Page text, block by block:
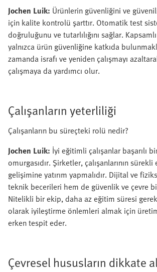
Jochen Luik: Ürünlerin güvenliğini ve
için kalite kontrolü şarttır. Otomatik test
doğruluğunu ve tutarlılığını sağlar.
yalnızca ürün güvenliğine katkıda
zamanda israfı ve yeniden çalışmayı
çalışmaya da yardımcı olur.
Çalışanların yeterliliği
Çalışanların bu süreçteki rolü nedir?
Jochen Luik: İyi eğitimli çalışanlar başarılı
omurgasıdır. Şirketler, çalışanlarının
gelişimine yatırım yapmalıdır. Dijital ve
teknik becerileri hem de güvenlik ve çevre
Nitelikli bir ekip, daha az eğitim süresi
olarak iyileştirme önlemleri almak için
erken tespit eder.
Çevresel hususların dikkate